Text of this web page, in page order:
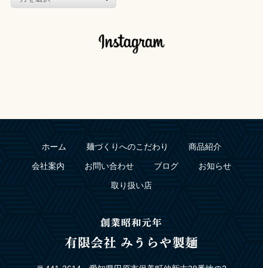
ホーム 麺づくりへのこだわり 商品紹介
会社案内 お問い合わせ ブログ お知らせ
取り扱い店